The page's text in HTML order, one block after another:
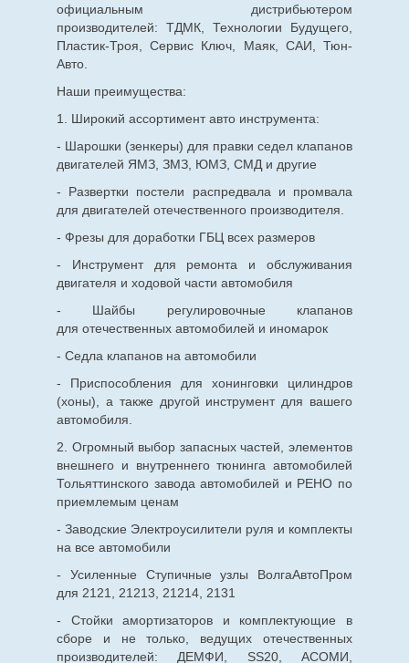
официальным дистрибьютером
производителей: ТДМК, Технологии Будущего,
Пластик-Троя, Сервис Ключ, Маяк, САИ, Тюн-
Авто.
Наши преимущества:
1. Широкий ассортимент авто инструмента:
- Шарошки (зенкеры) для правки седел клапанов
двигателей ЯМЗ, ЗМЗ, ЮМЗ, СМД и другие
- Развертки постели распредвала и промвала
для двигателей отечественного производителя.
- Фрезы для доработки ГБЦ всех размеров
- Инструмент для ремонта и обслуживания
двигателя и ходовой части автомобиля
- Шайбы регулировочные клапанов
для отечественныхавтомобилей и иномарок
- Седла клапанов на автомобили
- Приспособления для хонинговки цилиндров
(хоны), а также другой инструмент для вашего
автомобиля.
2. Огромный выбор запасных частей, элементов
внешнего и внутреннего тюнинга автомобилей
Тольяттинского завода автомобилей и РЕНО по
приемлемым ценам
- Заводские Электроусилители руля и комплекты
на все автомобили
- Усиленные Ступичные узлы ВолгаАвтоПром
для 2121, 21213, 21214, 2131
- Стойки амортизаторов и комплектующие в
сборе и не только, ведущих отечественных
производителей: ДЕМФИ, SS20, АСОМИ,